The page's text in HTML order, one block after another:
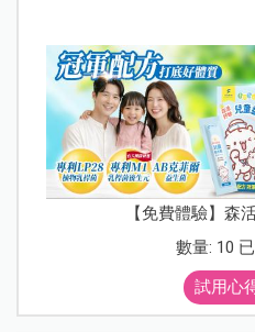
【免費體驗】森
數量: 10
試用心